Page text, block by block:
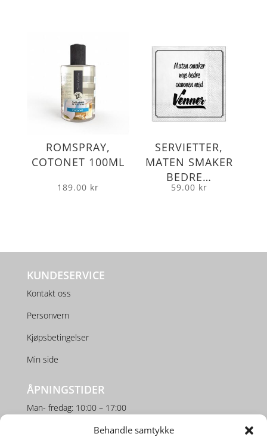
Behandle samtykke
ROMSPRAY,
COTONET 100ML
189.00 kr
SERVIETTER,
MATEN SMAKER
BEDRE…
59.00 kr
KUNDESERVICE
Kontakt oss
Personvern
Kjøpsbetingelser
Min side
ÅPNINGSTIDER
Man- fredag: 10:00 – 17:00
Lørdag: 10:00 – 16:00